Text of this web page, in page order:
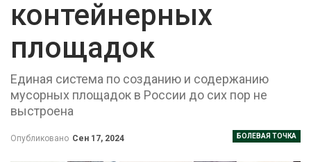
контейнерных
площадок
Единая система по созданию и содержанию
мусорных площадок в России до сих пор не
выстроена
БОЛЕВАЯ ТОЧКА
Опубликовано Сен 17, 2024